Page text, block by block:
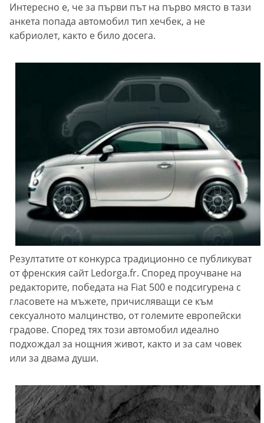
Интересно е, че за първи път на първо място в тази
анкета попада автомобил тип хечбек, а не
кабриолет, както е било досега.
Резултатите от конкурса традиционно се публикуват
от френския сайт Ledorga.fr. Според проучване на
редакторите, победата на Fiat 500 е подсигурена с
гласовете на мъжете, причисляващи се към
сексуалното малцинство, от големите европейски
градове. Според тях този автомобил идеално
подхождал за нощния живот, както и за сам човек
или за двама души.